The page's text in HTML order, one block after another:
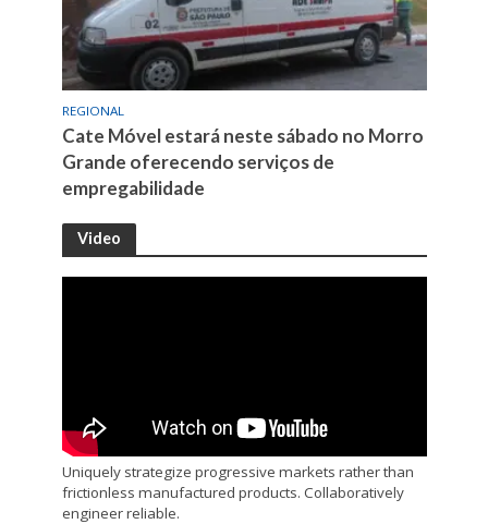
REGIONAL
Cate Móvel estará neste sábado no Morro
Grande oferecendo serviços de
empregabilidade
Video
Uniquely strategize progressive markets rather than
frictionless manufactured products. Collaboratively
engineer reliable.